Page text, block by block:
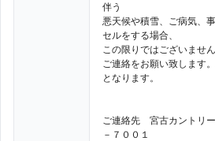
伴う
悪天候や積雪、ご病気、
セルをする場合、
この限りではございませ
ご連絡をお願い致します
となります。
ご連絡先 宮古カントリ
－７００１